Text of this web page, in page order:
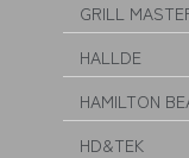
GRILL
HALLDE
HAMILTON
HD&TEK